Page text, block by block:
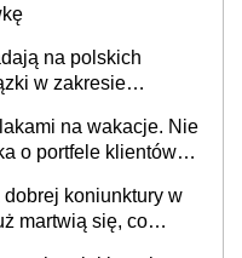
na polskich
w zakresie
na wakacje. Nie
o portfele klientów
koniunktury w
martwią się, co